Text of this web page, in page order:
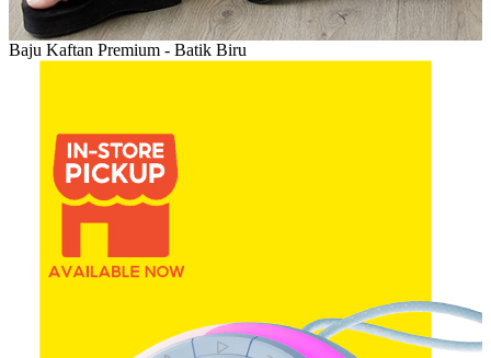
Baju Kaftan Premium - Batik Biru